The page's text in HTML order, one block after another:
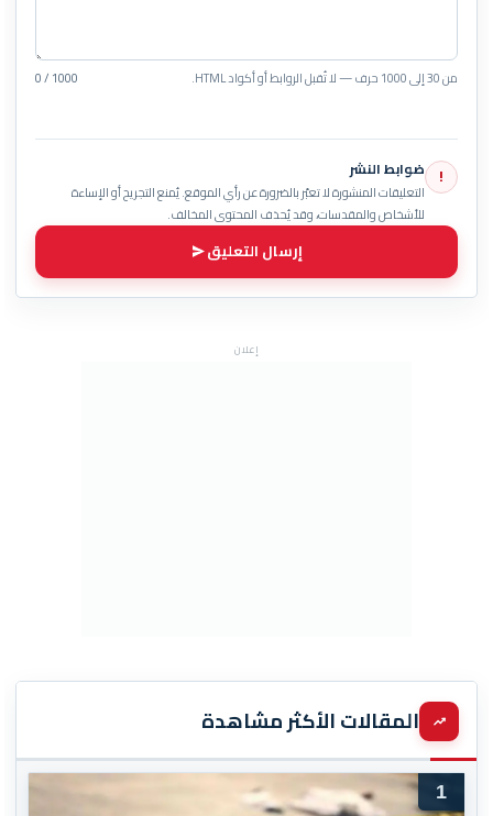
من 30 إلى 1000 حرف — لا تُقبل الروابط أو أكواد HTML. 0 / 1000
! ضوابط النشر
التعليقات المنشورة لا تعبّر بالضرورة عن رأي الموقع. يُمنع التجريح أو الإساءة
للأشخاص والمقدسات، وقد يُحذف المحتوى المخالف.
إرسال التعليق
إعلان
المقالات الأكثر مشاهدة
1